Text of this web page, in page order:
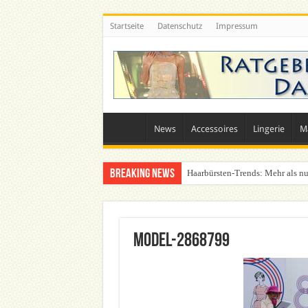
Startseite Datenschutz Impressum
News Accessoires Lingerie
Breaking News Haarbürsten-Trends: Mehr als
Was zieht man auf ein Festival
model-2868799